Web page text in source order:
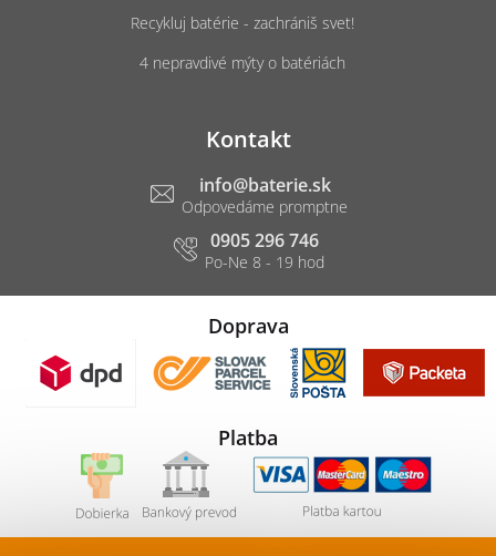
Recykluj batérie - zachrániš svet!
4 nepravdivé mýty o batériách
Kontakt
info@baterie.sk
0905 296 746
Doprava
Platba